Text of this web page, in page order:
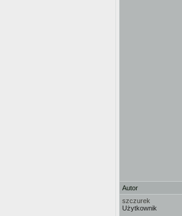
Autor
szczurek
Użytkownik